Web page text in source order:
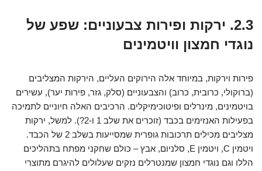
2.3. ירקות ופירות צבעוניים: שפע של
נוגדי חמצון וויטמינים
פירות וירקות, במיוחד אלה הירוקים העליים, הירקות המצליבים
(ברוקולי, כרובית, כרוב) והצבעוניים (סלק, גזר, פירות יער), עשירים
בויטמינים, מינרלים ופיטוכימיקלים. הרכיבים האלה חיוניים לתמיכה
בפעילות האנזימים בכבד (זוכרים את שלב 1 ו-2?). למשל, ירקות
מצליבים מכילים תרכובות גופרית שמסייעות בשלב 2 של הכבד.
ויטמין C, ויטמין E, סלניום, אבץ – כולם שחקני מפתח בתהליכים
הללו וגם נוגדי חמצון שמנטרלים נזקים שעלולים להיגרם מתוצרי